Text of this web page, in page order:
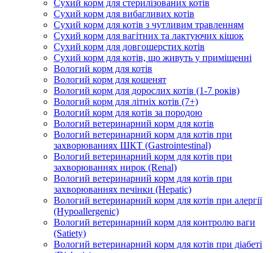
Сухий корм для стерилізованих котів
Сухий корм для вибагливих котів
Сухий корм для котів з чутливим травленням
Сухий корм для вагітних та лактуючих кішок
Сухий корм для довгошерстих котів
Сухий корм для котів, що живуть у приміщенні
Вологий корм для котів
Вологий корм для кошенят
Вологий корм для дорослих котів (1-7 років)
Вологий корм для літніх котів (7+)
Вологий корм для котів за породою
Вологий ветеринарний корм для котів
Вологий ветеринарний корм для котів при
захворюваннях ШКТ (Gastrointestinal)
Вологий ветеринарний корм для котів при
захворюваннях нирок (Renal)
Вологий ветеринарний корм для котів при
захворюваннях печінки (Hepatic)
Вологий ветеринарний корм для котів при алергії
(Hypoallergenic)
Вологий ветеринарний корм для контролю ваги
(Satiety)
Вологий ветеринарний корм для котів при діабеті